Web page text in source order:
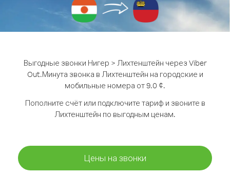
Выгодные звонки Нигер > Лихтенштейн через Viber
Out.Минута звонка в Лихтенштейн на городские и
мобильные номера от 9.0 ¢.
Пополните счёт или подключите тариф и звоните в
Лихтенштейн по выгодным ценам.
Цены на звонки